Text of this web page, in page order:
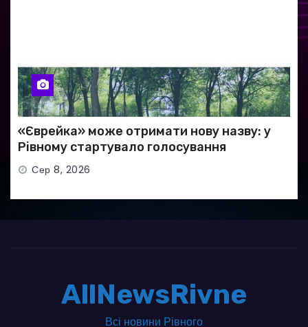
«Єврейка» може отримати нову назву: у
Рівному стартувало голосування
Сер 8, 2026
AllNewsRivne
Всі новини Рівного